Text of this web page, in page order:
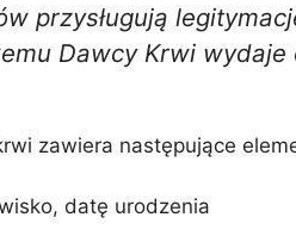
przysługują
Dawcy Krwi
zawiera następujące
datę urodzenia